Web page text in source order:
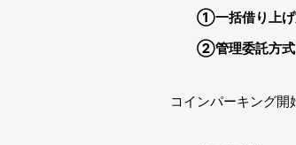
①一括借り上げ
②管理委託方式
コインパーキング開